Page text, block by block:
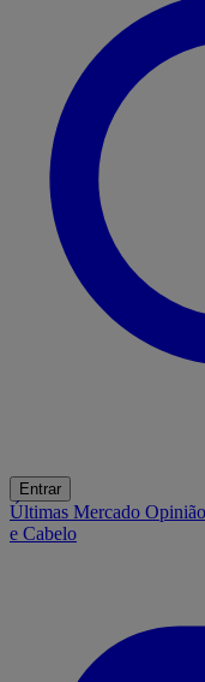
Entrar
Últimas Mercado Opinião
e Cabelo